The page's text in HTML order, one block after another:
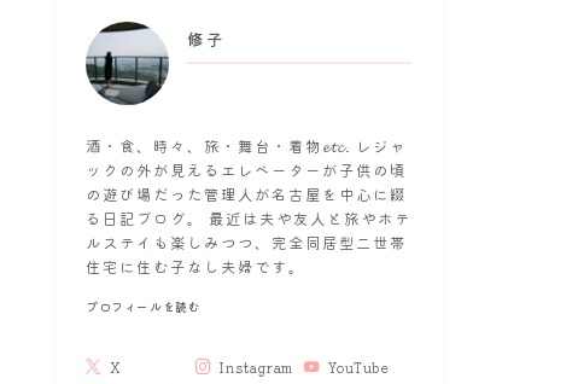
修子
酒・食、時々、旅・舞台・着物𝓮𝓽𝓬. レジャ
ックの外が見えるエレベーターが子供の頃
の遊び場だった管理人が名古屋を中心に綴
る日記ブログ。 最近は夫や友人と旅やホテ
ルステイも楽しみつつ、完全同居型二世帯
住宅に住む子なし夫婦です。
プロフィールを読む
X Instagram
YouTube